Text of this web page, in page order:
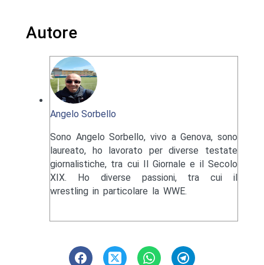
Autore
Angelo Sorbello
Sono Angelo Sorbello, vivo a Genova, sono
laureato, ho lavorato per diverse testate
giornalistiche, tra cui Il Giornale e il Secolo
XIX. Ho diverse passioni, tra cui il
wrestling in particolare la WWE.